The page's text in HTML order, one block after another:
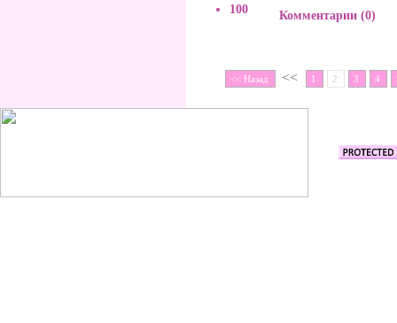
100 Комментарии (0)
<< Назад << 1 2 3 4